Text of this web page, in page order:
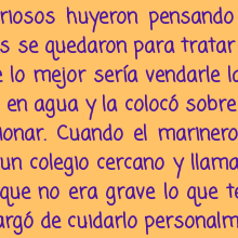
huyeron
se quedaron para
lo mejor sería vendarle
agua y la colocó
Cuando el
colegio cercano y
no era grave lo que
de cuidarlo